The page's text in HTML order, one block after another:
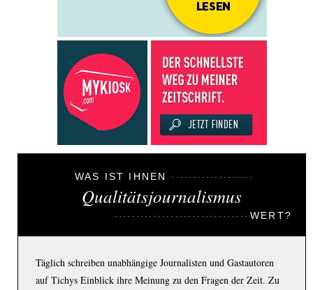
WAS IST IHNEN
Qualitätsjournalismus
WERT?
Täglich schreiben unabhängige Journalisten und Gastautoren
auf Tichys Einblick ihre Meinung zu den Fragen der Zeit. Zu